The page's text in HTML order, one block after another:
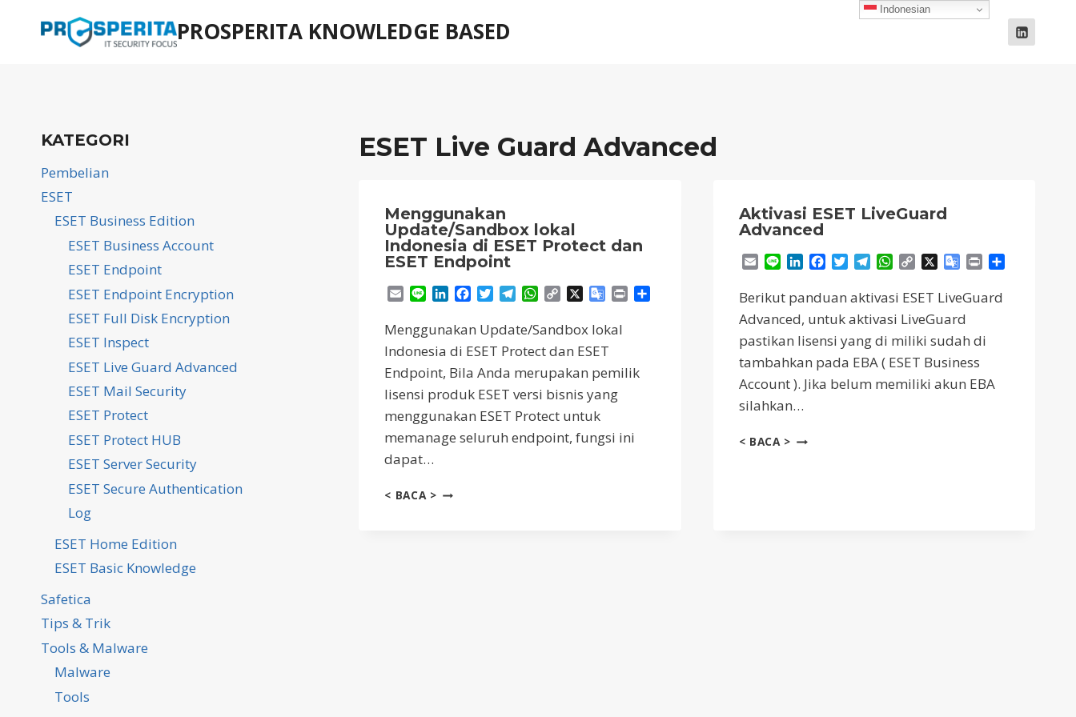
PROSPERITA KNOWLEDGE BASED
ESET Live Guard Advanced
Menggunakan
Update/Sandbox lokal
Indonesia di ESET Protect dan
ESET Endpoint
EmailLine LinkedInFacebook
TwitterTelegram
WhatsApp
Copy
Google
Print
Menggunakan Update/Sandbox lokal
Indonesia di ESET Protect dan ESET
Endpoint, Bila Anda merupakan pemilik
lisensi produk ESET versi bisnis yang
menggunakan ESET Protect untuk
memanage seluruh endpoint, fungsi ini
dapat…
< BACA >MENGGUNAKAN
Aktivasi ESET LiveGuard
Advanced
EmailLine LinkedInFacebook
TwitterTelegram
WhatsApp
Copy
Google
Print
Berikut panduan aktivasi ESET LiveGuard
Advanced, untuk aktivasi LiveGuard
pastikan lisensi yang di miliki sudah di
tambahkan pada EBA ( ESET Business
Account ). Jika belum memiliki akun EBA
silahkan…
< BACA > AKTIVASI
KATEGORI
Pembelian
ESET
ESET Business Edition
ESET Business Account
ESET Endpoint
ESET Endpoint Encryption
ESET Full Disk Encryption
ESET Inspect
ESET Live Guard Advanced
ESET Mail Security
ESET Protect
ESET Protect HUB
ESET Server Security
ESET Secure Authentication
Log
ESET Home Edition
ESET Basic Knowledge
Safetica
Tips & Trik
Tools & Malware
Malware
Tools
Indonesian